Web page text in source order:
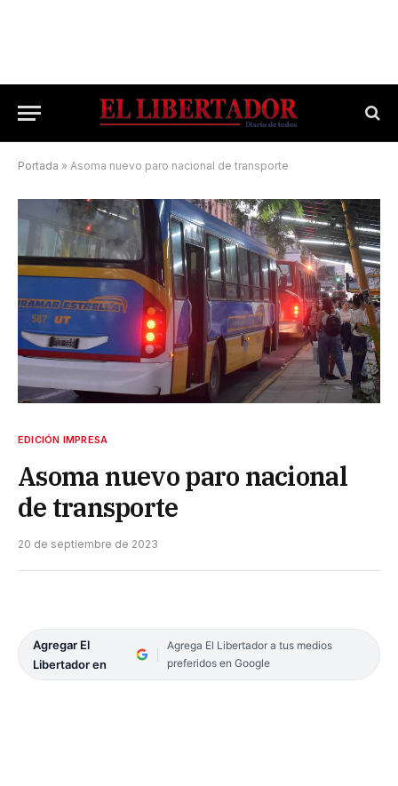
Portada » Asoma nuevo paro nacional de transporte
EDICIÓN IMPRESA
Asoma nuevo paro nacional
de transporte
20 de septiembre de 2023
Agregar El
Libertador en
Agrega El Libertador a tus medios
preferidos en Google